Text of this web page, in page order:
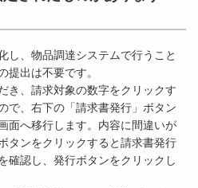
し、物品調達システムで行うこと
提出は不要です。
き、請求対象の数字をクリックす
で、右下の「請求書発行」ボタン
面へ移行します。内容に間違いが
タンをクリックすると請求書発行
確認し、発行ボタンをクリックし